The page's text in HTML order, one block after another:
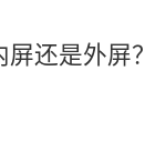
还是外屏？